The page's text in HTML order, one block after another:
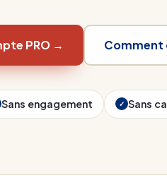
PRO → Comment
Sans engagement ✓ Sans